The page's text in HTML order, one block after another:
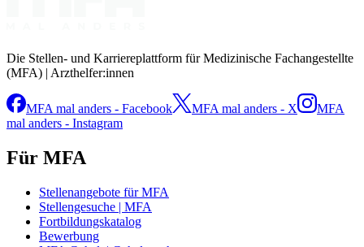
Die Stellen- und Karriereplattform für Medizinische Fachangestellte
(MFA) | Arzthelfer:innen
MFA mal anders - Facebook MFA mal anders - X
MFA
mal anders - Instagram
Für MFA
Stellenangebote für MFA
Stellengesuche | MFA
Fortbildungskatalog
Bewerbung